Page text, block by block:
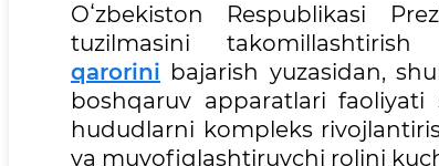
Oʻzbekiston Respublikasi
tuzilmasini takomillashtirish
qarorini bajarish yuzasidan,
boshqaruv apparatlari
hududlarni kompleks
va muvofiqlashtiruvchi rolini